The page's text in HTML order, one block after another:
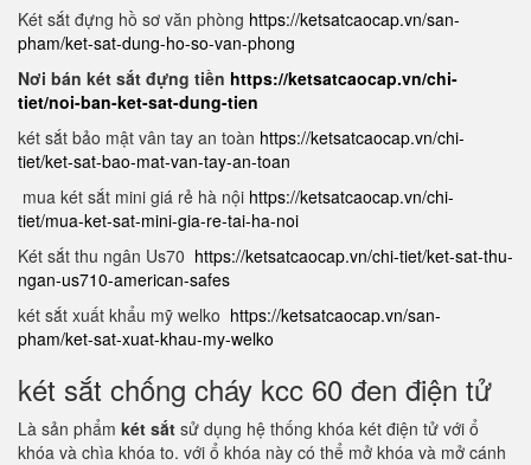
Két sắt đựng hồ sơ văn phòng https://ketsatcaocap.vn/san-
pham/ket-sat-dung-ho-so-van-phong
Nơi bán két sắt đựng tiền https://ketsatcaocap.vn/chi-
tiet/noi-ban-ket-sat-dung-tien
két sắt bảo mật vân tay an toàn https://ketsatcaocap.vn/chi-
tiet/ket-sat-bao-mat-van-tay-an-toan
mua két sắt mini giá rẻ hà nội https://ketsatcaocap.vn/chi-
tiet/mua-ket-sat-mini-gia-re-tai-ha-noi
Két sắt thu ngân Us70 https://ketsatcaocap.vn/chi-tiet/ket-sat-thu-
ngan-us710-american-safes
két sắt xuất khẩu mỹ welko https://ketsatcaocap.vn/san-
pham/ket-sat-xuat-khau-my-welko
két sắt chống cháy kcc 60 đen điện tử
Là sản phẩm két sắt sử dụng hệ thống khóa két điện tử với ổ
khóa và chìa khóa to. với ổ khóa này có thể mở khóa và mở cánh